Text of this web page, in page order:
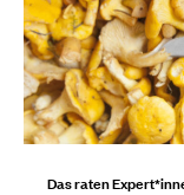
Das raten